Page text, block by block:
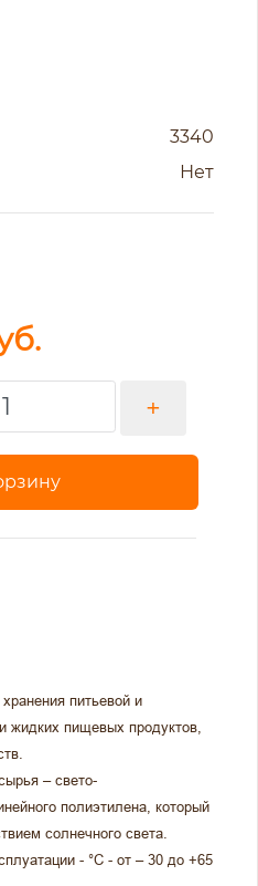
3340
Нет
+
питьевой и
жидких пищевых продуктов,
– свето-
полиэтилена, который
солнечного света.
- °С - от – 30 до +65